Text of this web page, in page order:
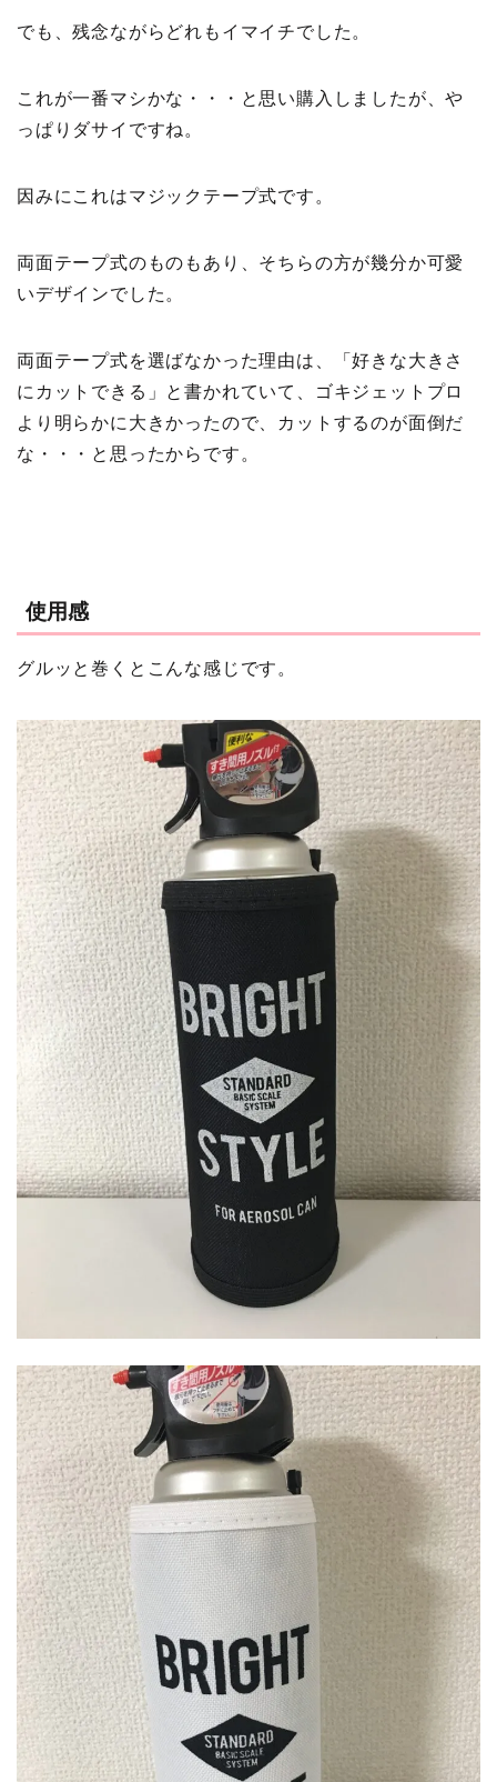
でも、残念ながらどれもイマイチでした。
これが一番マシかな・・・と思い購入しましたが、や
っぱりダサイですね。
因みにこれはマジックテープ式です。
両面テープ式のものもあり、そちらの方が幾分か可愛
いデザインでした。
両面テープ式を選ばなかった理由は、「好きな大きさ
にカットできる」と書かれていて、ゴキジェットプロ
より明らかに大きかったので、カットするのが面倒だ
な・・・と思ったからです。
使用感
グルッと巻くとこんな感じです。